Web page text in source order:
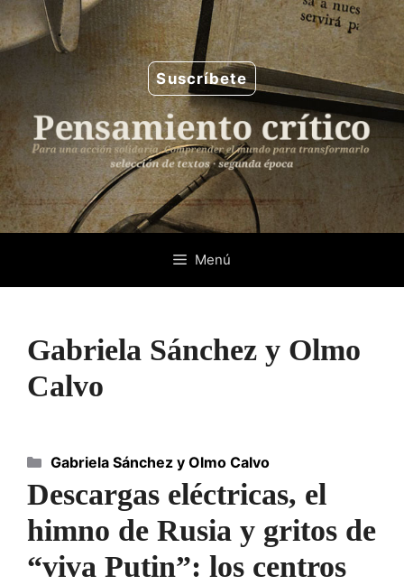
Saltar
al
contenido
Suscríbete
Menú
Gabriela Sánchez y Olmo
Calvo
Descargas eléctricas, el
himno de Rusia y gritos de
“viva Putin”: los centros
Categorías
Gabriela Sánchez y Olmo Calvo